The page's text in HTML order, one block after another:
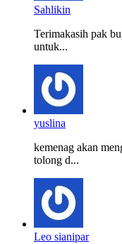
Sahlikin
Terimakasih pak
untuk...
yuslina
kemenag akan
tolong d...
Leo sianipar